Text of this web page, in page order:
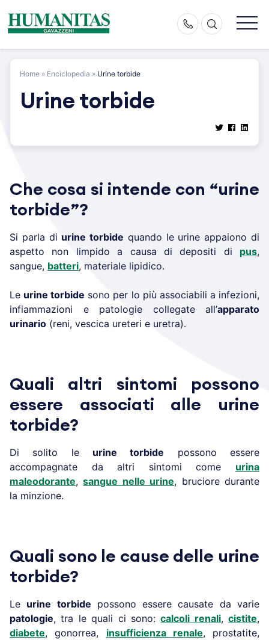
content
Home » Enciclopedia » Urine torbide
Urine torbide
Che cosa si intende con “urine
torbide”?
Si parla di urine torbide quando le urine appaiono di
aspetto non limpido a causa di depositi di pus,
sangue, batteri, materiale lipidico.
Le urine torbide sono per lo più associabili a infezioni,
infiammazioni e patologie collegate all’apparato
urinario (reni, vescica ureteri e uretra).
Quali altri sintomi possono
essere associati alle urine
torbide?
Di solito le urine torbide possono essere
accompagnate da altri sintomi come urina
maleodorante,sangue nelle urine, bruciore durante
la minzione.
Quali sono le cause delle urine
torbide?
Le urine torbide possono essere causate da varie
patologie, tra le quali ci sono:calcoli renali, cistite,
diabete, gonorrea, insufficienza renale, prostatite,